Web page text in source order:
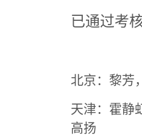
已通过考
北京：黎芳
天津：霍静
高扬